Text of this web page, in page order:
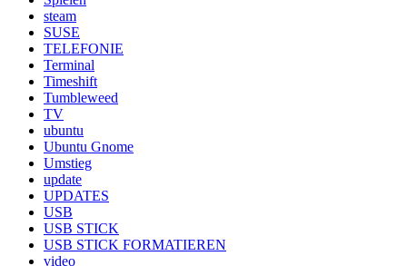
steam
SUSE
TELEFONIE
Terminal
Timeshift
Tumbleweed
TV
ubuntu
Ubuntu Gnome
Umstieg
update
UPDATES
USB
USB STICK
USB STICK FORMATIEREN
video